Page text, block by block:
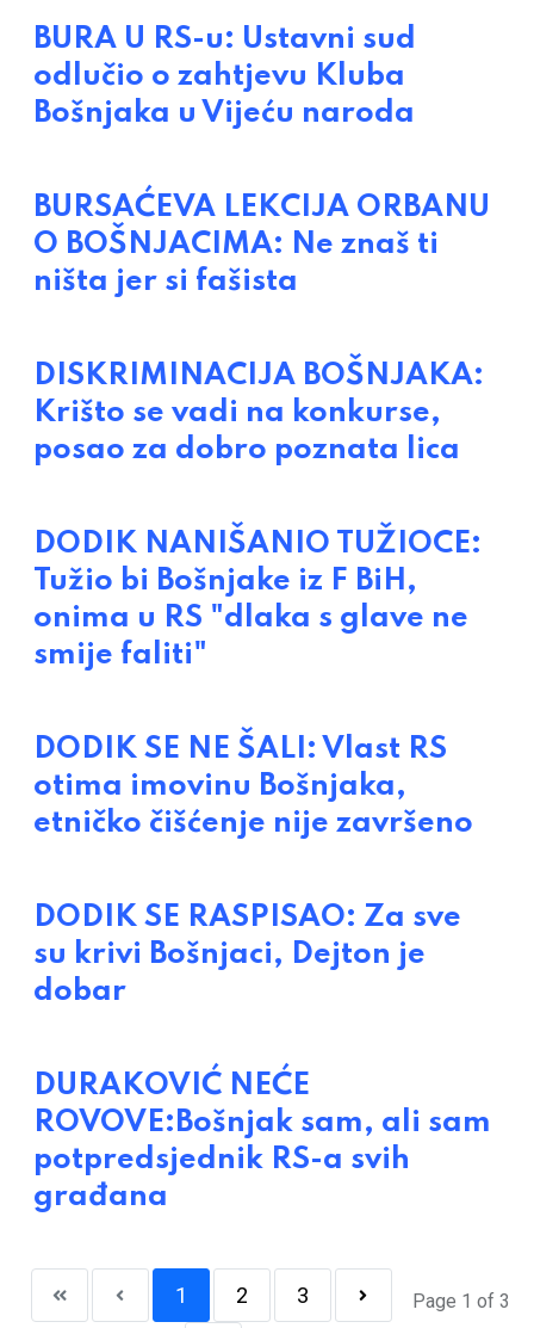
BURA U RS-u: Ustavni sud
odlučio o zahtjevu Kluba
Bošnjaka u Vijeću naroda
BURSAĆEVA LEKCIJA ORBANU
O BOŠNJACIMA: Ne znaš ti
ništa jer si fašista
DISKRIMINACIJA BOŠNJAKA:
Krišto se vadi na konkurse,
posao za dobro poznata lica
DODIK NANIŠANIO TUŽIOCE:
Tužio bi Bošnjake iz F BiH,
onima u RS "dlaka s glave ne
smije faliti"
DODIK SE NE ŠALI: Vlast RS
otima imovinu Bošnjaka,
etničko čišćenje nije završeno
DODIK SE RASPISAO: Za sve
su krivi Bošnjaci, Dejton je
dobar
DURAKOVIĆ NEĆE
ROVOVE:Bošnjak sam, ali sam
potpredsjednik RS-a svih
građana
Page 1 of 3
1 2 3